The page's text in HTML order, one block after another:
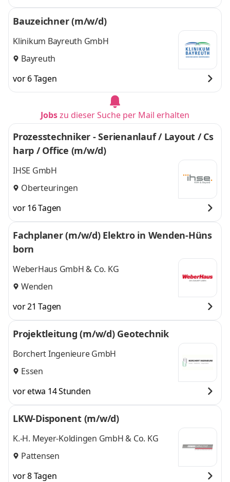
Bauzeichner (m/w/d)
Klinikum Bayreuth GmbH
Bayreuth
vor 6 Tagen
Jobszu dieser Suche per Mail erhalten
Prozesstechniker - Serienanlauf / Layout / Cs
harp / Office (m/w/d)
IHSE GmbH
Oberteuringen
vor 16 Tagen
Fachplaner (m/w/d) Elektro in Wenden-Hüns
born
WeberHaus GmbH & Co. KG
Wenden
vor 21 Tagen
Projektleitung (m/w/d) Geotechnik
Borchert Ingenieure GmbH
Essen
vor etwa 14 Stunden
LKW-Disponent (m/w/d)
K.-H. Meyer-Koldingen GmbH & Co. KG
Pattensen
vor 8 Tagen